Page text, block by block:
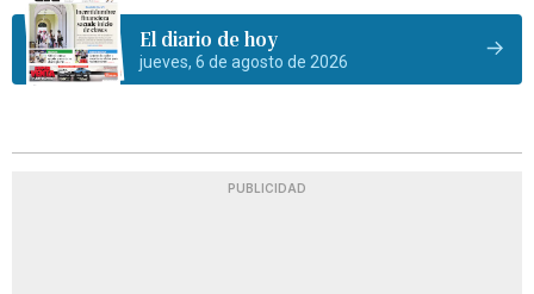
El diario de hoy
jueves, 6 de agosto de 2026
PUBLICIDAD